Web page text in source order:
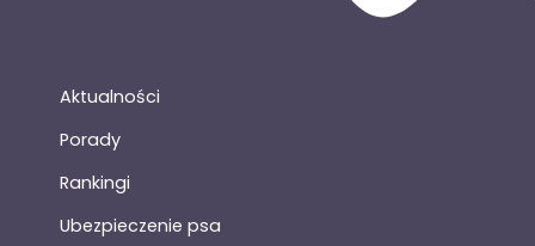
Aktualności
Porady
Rankingi
Ubezpieczenie psa